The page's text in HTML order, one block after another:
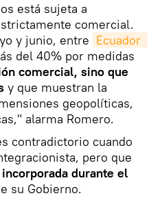
está sujeta a
comercial.
y junio, entre
del 40% por medidas
comercial, sino que
y que muestran la
geopolíticas,
alarma Romero.
contradictorio cuando
pero que
durante el
su Gobierno.